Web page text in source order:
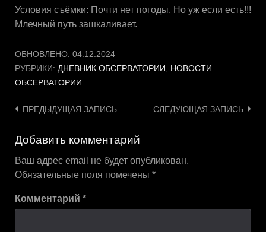
Условия съёмки: Почти нет погоды. Но уж если есть!!!
Млечный путь зашкаливает.
ОБНОВЛЕНО: 04.12.2024
РУБРИКИ: ДНЕВНИК ОБСЕРВАТОРИИ
НОВОСТИ
ОБСЕРВАТОРИИ
Навигация
записям
ПРЕДЫДУЩАЯ ЗАПИСЬ СЛЕДУЮЩАЯ ЗАПИСЬ
Добавить комментарий
Ваш адрес email не будет опубликован.
Обязательные поля помечены *
Комментарий *